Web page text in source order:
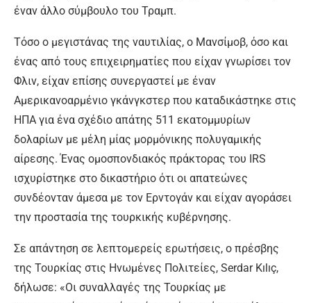
έναν άλλο σύμβουλο του Τραμπ.
Τόσο ο μεγιστάνας της ναυτιλίας, ο Μανσίμοβ, όσο και
ένας από τους επιχειρηματίες που είχαν γνωρίσει τον
Φλιν, είχαν επίσης συνεργαστεί με έναν
Αμερικανοαρμένιο γκάνγκστερ που καταδικάστηκε στις
ΗΠΑ για ένα σχέδιο απάτης 511 εκατομμυρίων
δολαρίων με μέλη μίας μορμόνικης πολυγαμικής
αίρεσης. Ένας ομοσπονδιακός πράκτορας του IRS
ισχυρίστηκε στο δικαστήριο ότι οι απατεώνες
συνδέονταν άμεσα με τον Ερντογάν και είχαν αγοράσει
την προστασία της τουρκικής κυβέρνησης.
Σε απάντηση σε λεπτομερείς ερωτήσεις, ο πρέσβης
της Τουρκίας στις Ηνωμένες Πολιτείες, Serdar Kılıç,
δήλωσε: «Οι συναλλαγές της Τουρκίας με